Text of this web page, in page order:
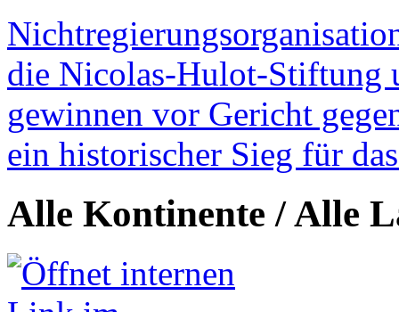
die Nicolas-Hulot-Stiftung
gewinnen vor Gericht
ein historischer Sieg für
Alle Kontinente / Alle